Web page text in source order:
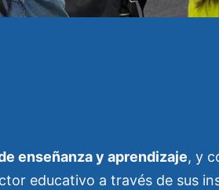
enseñanza y aprendizaje, y
educativo a través de sus